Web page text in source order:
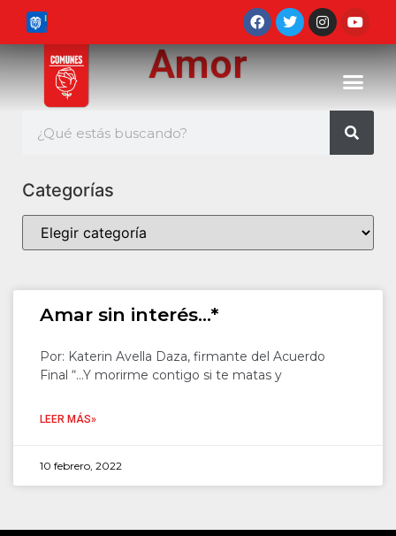
Amor
Categorías
Amar sin interés…*
Por: Katerin Avella Daza, firmante del Acuerdo
Final “…Y morirme contigo si te matas y
LEER MÁS»
10 febrero, 2022